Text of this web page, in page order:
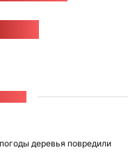
деревья повредили